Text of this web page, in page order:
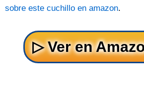
sobre este cuchillo en amazon.